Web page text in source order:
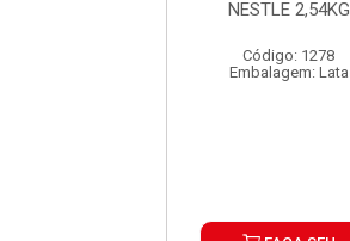
NESTLE 2,54KG
Código: 1278
Embalagem: Lata